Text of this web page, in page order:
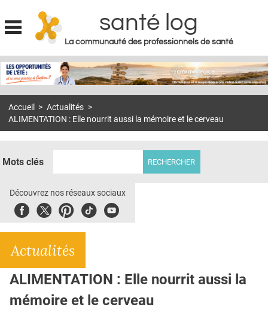
Jump to navigation
santé log
La communauté des professionnels de santé
MON COMPTE
S'ABONNER À LA REVUE SOIN À DOMICILE
DOSSIERS
E-REVUE SAD
L'APP
QUI SOMMES-NOUS ?
PUBLICITÉ
Accueil > Actualités >
ALIMENTATION : Elle nourrit aussi la mémoire et le cerveau
Mots clés
Découvrez nos réseaux sociaux
FacebookTwitterPinterest
TiktokYoubute
Actualités
ALIMENTATION : Elle nourrit aussi la
mémoire et le cerveau